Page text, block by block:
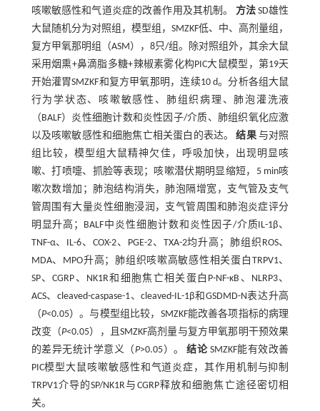
咳嗽敏感性和气道炎症的改善作用及其机制。 方法SD雄性
大鼠随机分为对照组，模型组，SMZKF低、中、高剂量组，
复方甲氧那明组（ASM），8只/组。除对照组外，其余大鼠
采用烟熏+鼻滴脂多糖+辣椒素雾化构PIC大鼠模型，第19天
开始灌胃SMZKF和复方甲氧那明，连续10 d。分析各组大鼠
行为学状态、咳嗽敏感性、肺组织病理、肺泡灌洗液
（BALF）炎性细胞计数和炎性因子/介质、肺组织氧化应激
以及咳嗽敏感性和细胞焦亡相关蛋白的表达。结果与对照
组比较，模型组大鼠精神欠佳，呼吸加快，出现明显咳
嗽、打喷嚏、抓脸等表现；咳嗽潜伏期明显缩短，5 min咳
嗽次数增加；肺泡结构消失，肺泡隔增宽，支气管及支气
管周围有大量炎性细胞浸润，支气管周围和肺泡炎症评分
明显升高；BALF中炎性细胞计数和炎性因子/介质IL-1β、
TNF-α、IL-6、COX-2、PGE-2、TXA-2均升高；肺组织ROS、
MDA、MPO升高；肺组织咳嗽高敏感性相关蛋白TRPV1、
SP、CGRP、NK1R和细胞焦亡相关蛋白P-NF-κB、NLRP3、
ACS、cleaved-caspase-1、cleaved-IL-1β和GSDMD-N表达升高
（P<0.05）。与模型组比较，SMZKF能改善各项指标的病理
改变（P<0.05），且SMZKF高剂量与复方甲氧那明干预效果
的差异无统计学意义（P>0.05）。结论SMZKF能有效改善
PIC模型大鼠咳嗽敏感性和气道炎症，其作用机制与抑制
TRPV1介导的SP/NK1R与CGRP释放和细胞焦亡途径密切相
关。